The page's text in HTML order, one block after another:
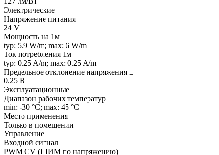
Электрические
Напряжение питания
24 V
Мощность на 1м
typ: 5.9 W/m; max: 6 W/m
Ток потребления 1м
typ: 0.25 A/m; max: 0.25 A/m
Предельное отклонение напряжения ±
0.25 В
Эксплуатационные
Диапазон рабочих температур
min: -30 °C; max: 45 °C
Место применения
Только в помещении
Управление
Входной сигнал
PWM СV (ШИМ по напряжению)